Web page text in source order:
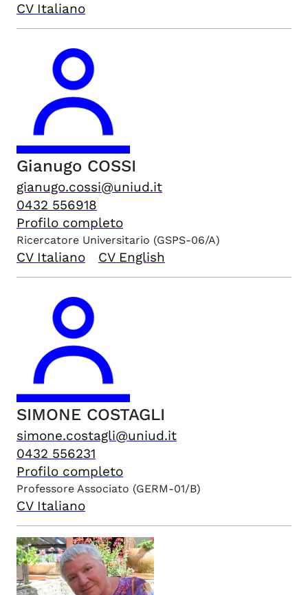
CV Italiano
Gianugo COSSI
gianugo.cossi@uniud.it
0432 556918
Profilo completo
Ricercatore Universitario (GSPS-06/A)
CV Italiano CV English
SIMONE COSTAGLI
simone.costagli@uniud.it
0432 556231
Profilo completo
Professore Associato (GERM-01/B)
CV Italiano